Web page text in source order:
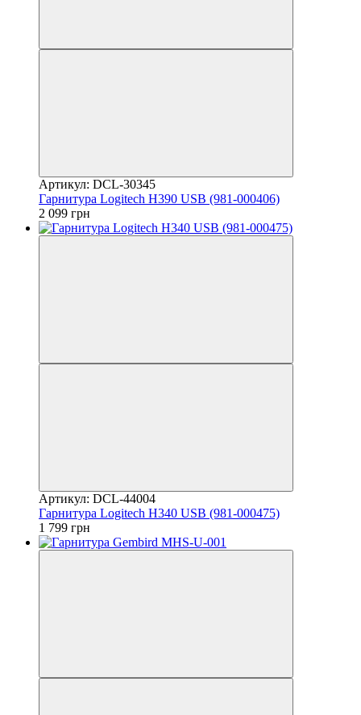
Артикул: DCL-30345
Гарнитура Logitech H390 USB (981-000406)
2 099 грн
Артикул: DCL-44004
Гарнитура Logitech H340 USB (981-000475)
1 799 грн